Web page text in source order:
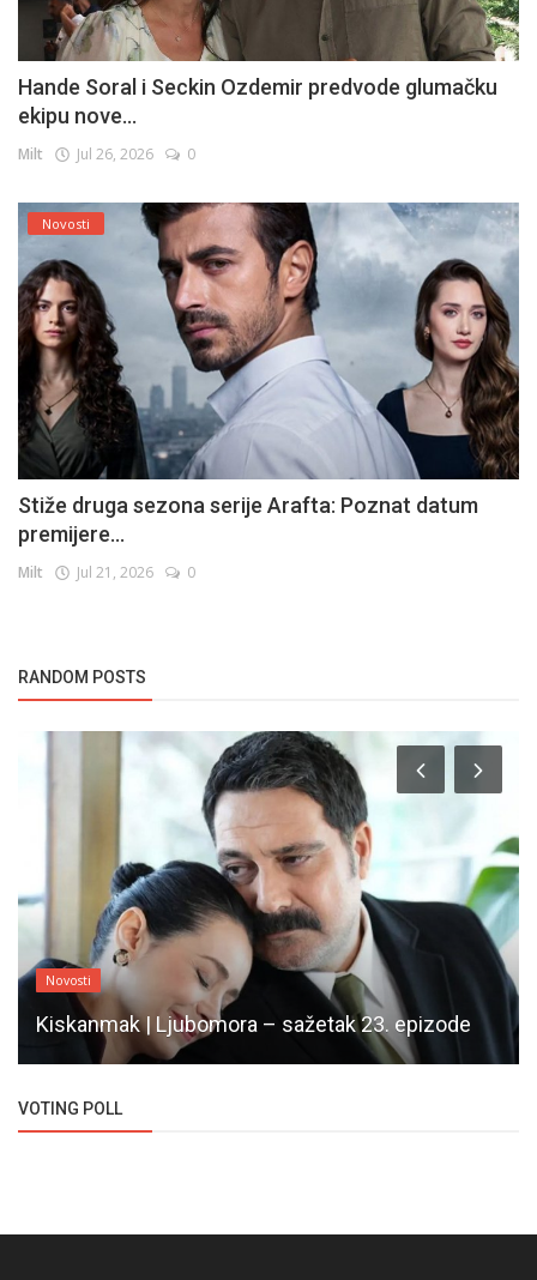
Hande Soral i Seckin Ozdemir predvode glumačku
ekipu nove...
Milt Jul 26, 2026 0
Novosti
Stiže druga sezona serije Arafta: Poznat datum
premijere...
Milt Jul 21, 2026 0
RANDOM POSTS
Novosti
Kiskanmak | Ljubomora – sažetak 23. epizode
VOTING POLL